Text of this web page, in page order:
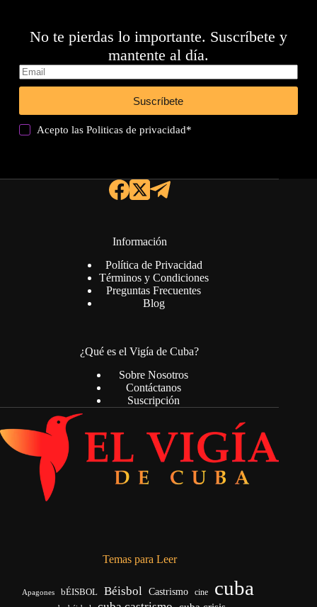
No te pierdas lo importante. Suscríbete y
mantente al día.
Suscríbete
Acepto lasPoliticas de privacidad*
Información
Política de Privacidad
Términos y Condiciones
Preguntas Frecuentes
Blog
¿Qué es el Vigía de Cuba?
Sobre Nosotros
Contáctanos
Suscripción
Temas para Leer
Apagones bÉISBOL Béisbol Castrismo cine cuba